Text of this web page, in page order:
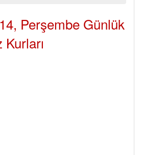
Perşembe Günlük